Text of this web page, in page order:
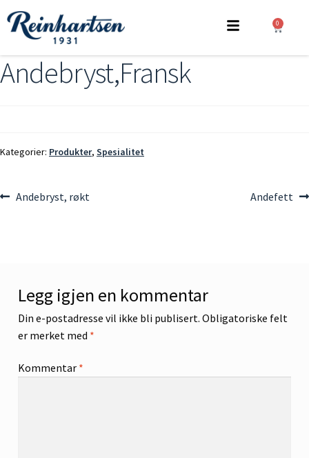
0
Andebryst,Fransk
Kategorier: Produkter, Spesialitet
Andebryst, røkt Andefett
Legg igjen en kommentar
Din e-postadresse vil ikke bli publisert. Obligatoriske felt
er merket med *
Kommentar *